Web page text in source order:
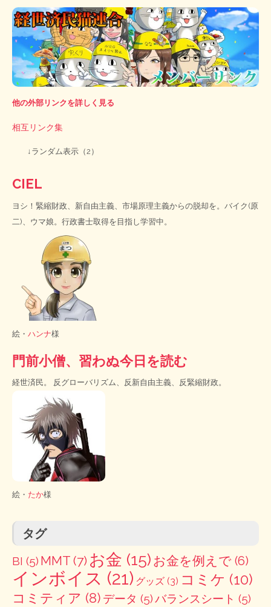
他の外部リンクを詳しく見る
相互リンク集
↓ランダム表示（2）
CIEL
ヨシ！緊縮財政、新自由主義、市場原理主義からの脱却を。バイク(原
二)、ウマ娘。行政書士取得を目指し学習中。
絵・ ハンナ様
門前小僧、習わぬ今日を読む
経世済民。 反グローバリズム、反新自由主義、反緊縮財政。
絵・ たか様
タグ
BI (5) MMT (7) お金 (15) お金を例えで (6)
インボイス (21) グッズ (3) コミケ (10)
コミティア (8) データ (5)バランスシート (5)